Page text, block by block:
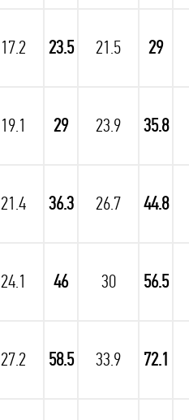
17.2 23.5 21.5 29
19.1 29 23.9 35.8
21.4 36.3 26.7 44.8
24.1 46 30 56.5
27.2 58.5 33.9 72.1